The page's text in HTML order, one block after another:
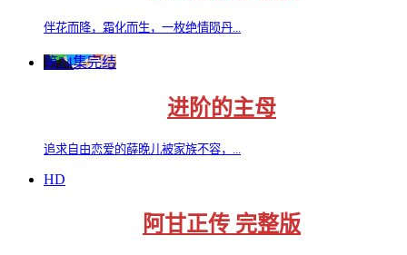
伴花而降，霜化而生，一枚绝情陨丹...
第24集完结
进阶的主母
追求自由恋爱的薛晚儿被家族不容，...
HD
阿甘正传 完整版